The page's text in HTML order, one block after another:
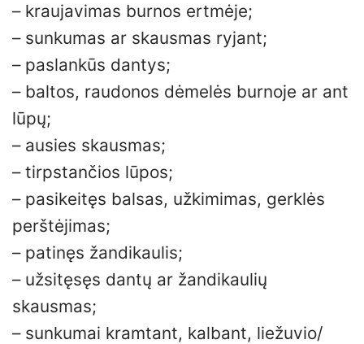
– kraujavimas burnos ertmėje;
– sunkumas ar skausmas ryjant;
– paslankūs dantys;
– baltos, raudonos dėmelės burnoje ar ant
lūpų;
– ausies skausmas;
– tirpstančios lūpos;
– pasikeitęs balsas, užkimimas, gerklės
perštėjimas;
– patinęs žandikaulis;
– užsitęsęs dantų ar žandikaulių
skausmas;
– sunkumai kramtant, kalbant, liežuvio/